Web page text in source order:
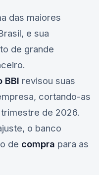
das maiores
e sua
de grande
BBI revisou suas
cortando-as
de 2026.
o banco
de compra para as